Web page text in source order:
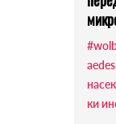
aedes
ки